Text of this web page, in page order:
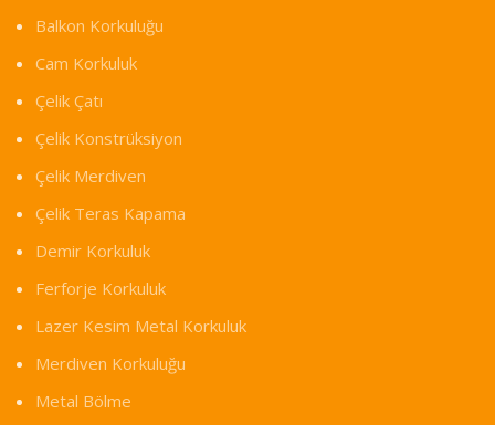
Balkon Korkuluğu
Cam Korkuluk
Çelik Çatı
Çelik Konstrüksiyon
Çelik Merdiven
Çelik Teras Kapama
Demir Korkuluk
Ferforje Korkuluk
Lazer Kesim Metal Korkuluk
Merdiven Korkuluğu
Metal Bölme